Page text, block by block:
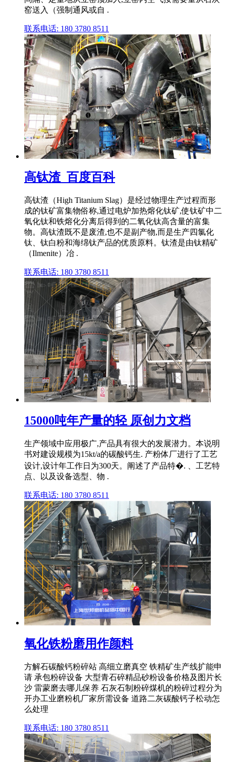
窑送入（强制通风或自 .
联系电话: 180 3780 8511
高钛渣_百度百科
高钛渣（High Titanium Slag）是经过物理生产过程而形
成的钛矿富集物俗称,通过电炉加热熔化钛矿,使钛矿中二
氧化钛和铁熔化分离后得到的二氧化钛高含量的富集
物。高钛渣既不是废渣,也不是副产物,而是生产四氯化
钛、钛白粉和海绵钛产品的优质原料。钛渣是由钛精矿
（Ilmenite）冶 .
联系电话: 180 3780 8511
15000吨年产量的轻 原创力文档
生产领域中应用极广,产品具有很大的发展潜力。本说明
书对建设规模为15kt/a的碳酸钙生. 产粉体厂进行了工艺
设计,设计年工作日为300天。阐述了产品特�. 、工艺特
点、以及设备选型、物 .
联系电话: 180 3780 8511
氧化铁粉磨用作颜料
方解石碳酸钙粉碎站 高细立磨真空 铁精矿生产线扩能申
请 承包粉碎设备 大型青石碎精品砂粉设备价格及图片长
沙 雷蒙磨去哪儿保养 石灰石制粉碎煤机的粉碎过程分为
开办工业磨粉机厂家所需设备 道路二灰碳酸钙子松动怎
么处理
联系电话: 180 3780 8511